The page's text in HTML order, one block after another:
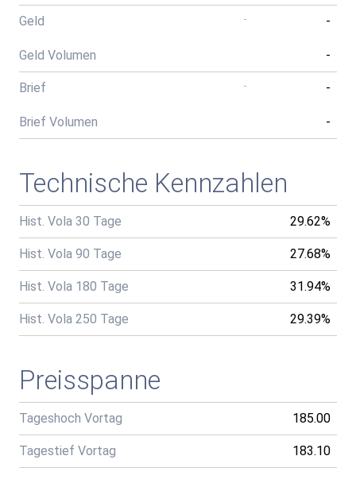
Geld - -
Geld Volumen -
Brief - -
Brief Volumen -
Technische Kennzahlen
Hist. Vola 30 Tage 29.62%
Hist. Vola 90 Tage 27.68%
Hist. Vola 180 Tage 31.94%
Hist. Vola 250 Tage 29.39%
Preisspanne
Tageshoch Vortag 185.00
Tagestief Vortag 183.10